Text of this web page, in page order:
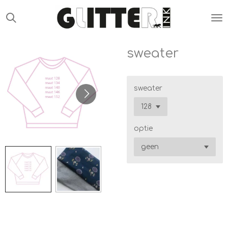
direct
sweater
sweater
optie